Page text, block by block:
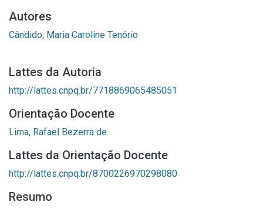
Autores
Cândido, Maria Caroline Tenório
Lattes da Autoria
http://lattes.cnpq.br/7718869065485051
Orientação Docente
Lima, Rafael Bezerra de
Lattes da Orientação Docente
http://lattes.cnpq.br/8700226970298080
Resumo